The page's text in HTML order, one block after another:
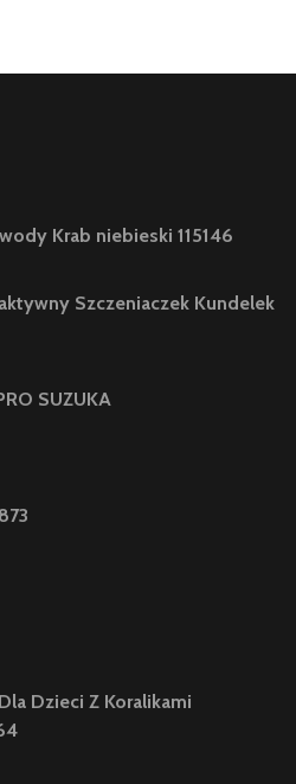
Krab niebieski 115146
Szczeniaczek Kundelek
SUZUKA
Dzieci Z Koralikami